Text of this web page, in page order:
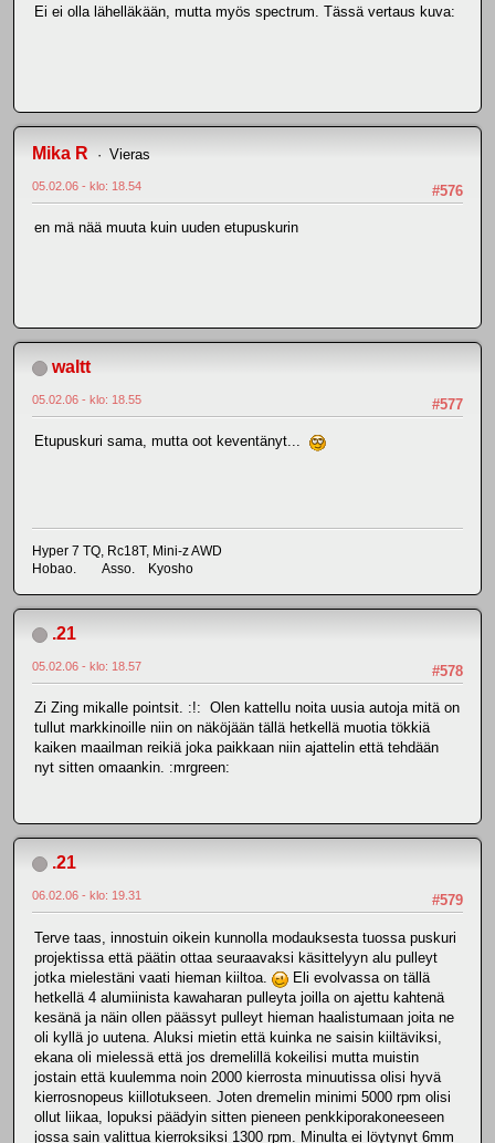
Ei ei olla lähelläkään, mutta myös spectrum. Tässä vertaus kuva:
Mika R Vieras
#576
05.02.06 - klo: 18.54
en mä nää muuta kuin uuden etupuskurin
waltt
#577
05.02.06 - klo: 18.55
Etupuskuri sama, mutta oot keventänyt...
Hyper 7 TQ, Rc18T, Mini-z AWD
Hobao. Asso. Kyosho
.21
#578
05.02.06 - klo: 18.57
Zi Zing mikalle pointsit. :!: Olen kattellu noita uusia autoja mitä on
tullut markkinoille niin on näköjään tällä hetkellä muotia tökkiä
kaiken maailman reikiä joka paikkaan niin ajattelin että tehdään
nyt sitten omaankin. :mrgreen:
.21
#579
06.02.06 - klo: 19.31
Terve taas, innostuin oikein kunnolla modauksesta tuossa puskuri
projektissa että päätin ottaa seuraavaksi käsittelyyn alu pulleyt
jotka mielestäni vaati hieman kiiltoa.
Eli evolvassa on tällä
hetkellä 4 alumiinista kawaharan pulleyta joilla on ajettu kahtenä
kesänä ja näin ollen päässyt pulleyt hieman haalistumaan joita ne
oli kyllä jo uutena. Aluksi mietin että kuinka ne saisin kiiltäviksi,
ekana oli mielessä että jos dremelillä kokeilisi mutta muistin
jostain että kuulemma noin 2000 kierrosta minuutissa olisi hyvä
kierrosnopeus kiillotukseen. Joten dremelin minimi 5000 rpm olisi
ollut liikaa, lopuksi päädyin sitten pieneen penkkiporakoneeseen
jossa sain valittua kierroksiksi 1300 rpm. Minulta ei löytynyt 6mm